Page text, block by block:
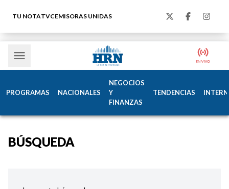
TU NOTATVCEMISORAS UNIDAS
PROGRAMAS NACIONALES
NEGOCIOS
Y
FINANZAS
TENDENCIAS
BÚSQUEDA